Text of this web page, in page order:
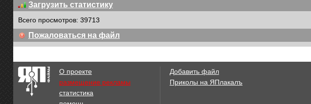
00:25
Funny hedgehog -
00:46
Девушка ест
Громкая речь
Загрузить статистику
Всего просмотров: 39713
Пожаловаться на файл
О проекте
размещение рекламы
статистика
Добавить файл
Приколы на ЯПлакалъ